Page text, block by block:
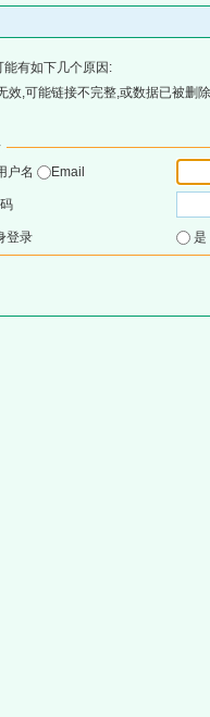
有如下几个原因:
效,可能链接不完整,或数据已被删
户名
Email
登录